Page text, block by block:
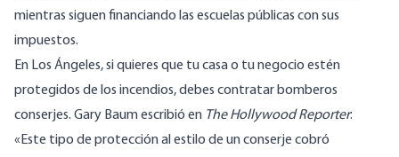
mientras siguen financiando las escuelas públicas con sus
impuestos.
En Los Ángeles, si quieres que tu casa o tu negocio estén
protegidos de los incendios, debes contratar bomberos
conserjes. Gary Baum escribió en The Hollywood Reporter:
«Este tipo de protección al estilo de un conserje cobró